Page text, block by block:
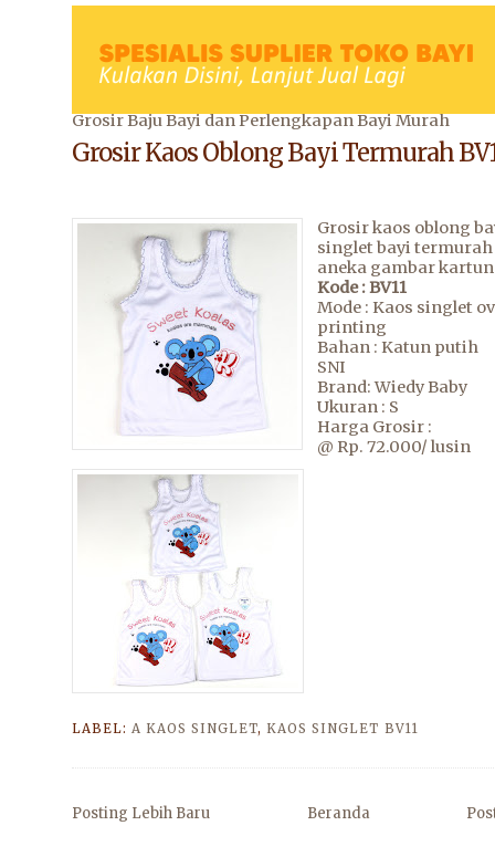
Grosir Baju Bayi dan Perlengkapan Bayi Murah
Grosir Kaos Oblong Bayi Termurah
Grosir kaos oblong
singlet bayi
aneka gambar
Kode : BV11
Mode : Kaos singlet
printing
Bahan : Katun putih
SNI
Brand: Wiedy Baby
Ukuran : S
Harga Grosir :
@ Rp. 72.000/ lusin
LABEL: A KAOS SINGLET, KAOS SINGLET BV11
Posting Lebih Baru Beranda